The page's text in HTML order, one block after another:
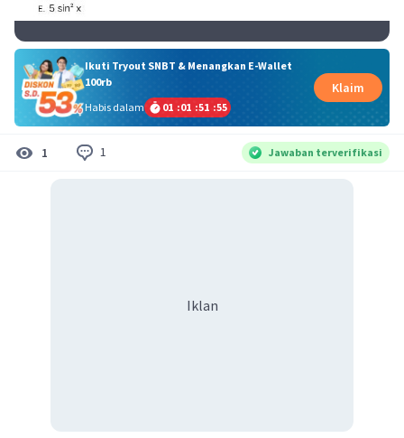
Ikuti Tryout SNBT & Menangkan E-Wallet
100rb
Habis dalam
01 :01 :51 :54
Klaim
1 1 Jawaban terverifikasi
Iklan